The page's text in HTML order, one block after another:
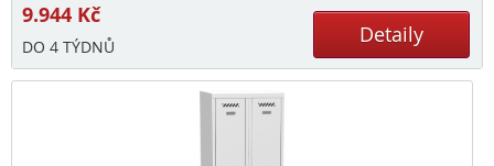
9.944 Kč
DO 4 TÝDNŮ Detaily